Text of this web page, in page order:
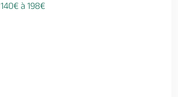
140€ à 198€